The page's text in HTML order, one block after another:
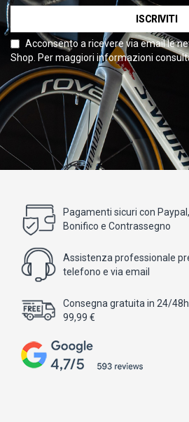
ISCRIVITI
Acconsento a ricevere via email le
Shop. Per maggiori informazioni
Pagamenti sicuri con
Bonifico e Contrassegno
Assistenza professionale
telefono e via email
Consegna gratuita in 24/
99,99 €